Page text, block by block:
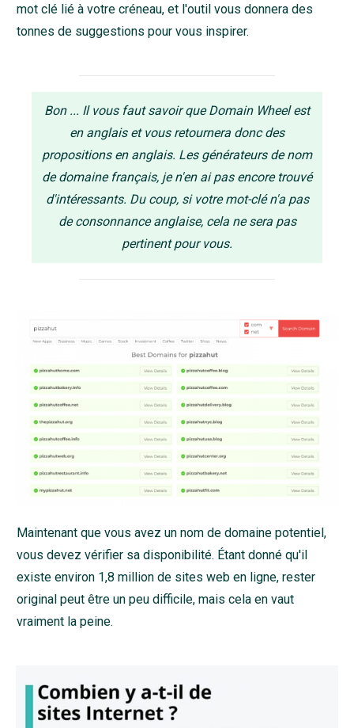
mot clé lié à votre créneau, et l'outil vous donnera des
tonnes de suggestions pour vous inspirer.
Bon ... Il vous faut savoir que Domain Wheel est
en anglais et vous retournera donc des
propositions en anglais. Les générateurs de nom
de domaine français, je n'en ai pas encore trouvé
d'intéressants. Du coup, si votre mot-clé n'a pas
de consonnance anglaise, cela ne sera pas
pertinent pour vous.
Maintenant que vous avez un nom de domaine potentiel,
vous devez vérifier sa disponibilité. Étant donné qu'il
existe environ 1,8 million de sites web en ligne, rester
original peut être un peu difficile, mais cela en vaut
vraiment la peine.